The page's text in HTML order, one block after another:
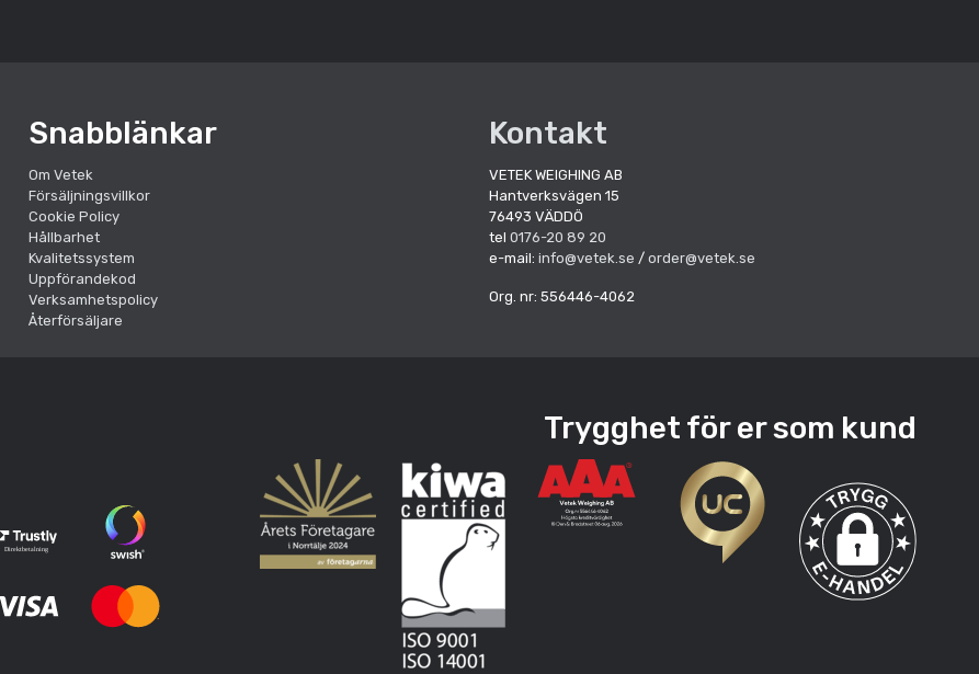
Snabblänkar
Om Vetek
Försäljningsvillkor
Cookie Policy
Hållbarhet
Kvalitetssystem
Uppförandekod
Verksamhetspolicy
Återförsäljare
Kontakt
VETEK WEIGHING AB
Hantverksvägen 15
76493 VÄDDÖ
tel 0176-20 89 20
e-mail: info@vetek.se / order@vetek.se
Org. nr: 556446-4062
Trygghet för er som kund